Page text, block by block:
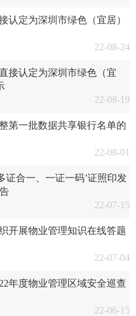
认定为深圳市绿色（宜居）
22-08-24
接认定为深圳市绿色（宜
22-08-19
第一批数据共享银行名单的
22-08-01
证合一、一证一码’证照印发
22-07-15
开展物业管理知识在线答题
22-07-04
年度物业管理区域安全巡查
22-06-15